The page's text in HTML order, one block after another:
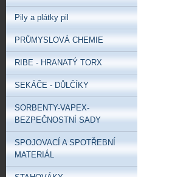
Pily a plátky pil
PRŮMYSLOVÁ CHEMIE
RIBE - HRANATÝ TORX
SEKÁČE - DŮLČÍKY
SORBENTY-VAPEX-
BEZPEČNOSTNÍ SADY
SPOJOVACÍ A SPOTŘEBNÍ
MATERIÁL